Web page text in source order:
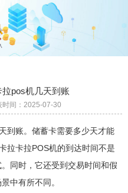
pos机几天到账
时间：2025-07-30
账。储蓄卡需要多少天才能
拉卡拉POS机的到达时间不是
同时，它还受到交易时间和假
中有所不同。